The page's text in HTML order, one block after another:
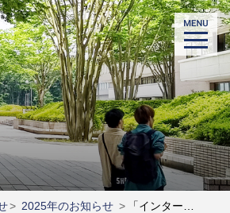
> 2025年のお知らせ > 「インター・カレッジ・アニメーション・フェスティバル2025（ICAF2025）」にデザイン学部・研究科の学生および卒業生が参加